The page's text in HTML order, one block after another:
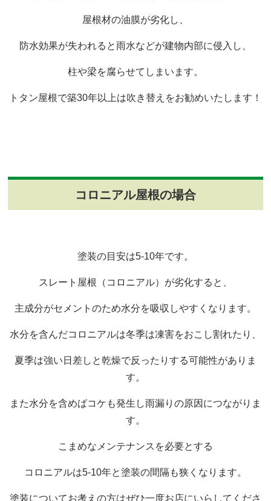
屋根材の油膜が劣化し、
防水効果が失われると雨水などが建物内部に侵入し、
柱や梁を腐らせてしまいます。
トタン屋根で築30年以上は吹き替えをお勧めいたします！
コロニアル屋根の場合
塗装の目安は5-10年です。
スレート屋根（コロニアル）が劣化すると、
主成分がセメントのため水分を吸収しやすくなります。
水分を含んだコロニアルは冬季は凍害をおこし割れたり、
夏季は強い日差しと乾燥で反ったりする可能性がありま
す。
また水分を含めばコケも発生し雨漏りの原因につながりま
す。
こまめなメンテナンスを必要とする
コロニアルは5-10年と塗装の間隔も狭くなります。
塗装についてお考えの方はぜひ一度お店にいらしてくださ